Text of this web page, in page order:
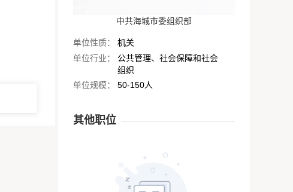
中共海城市委组织部
单位性质：
机关
单位行业：
公共管理、社会保障和社会
组织
单位规模：
50-150人
其他职位